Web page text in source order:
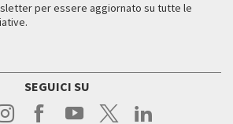
per essere aggiornato su tutte le
SEGUICI SU